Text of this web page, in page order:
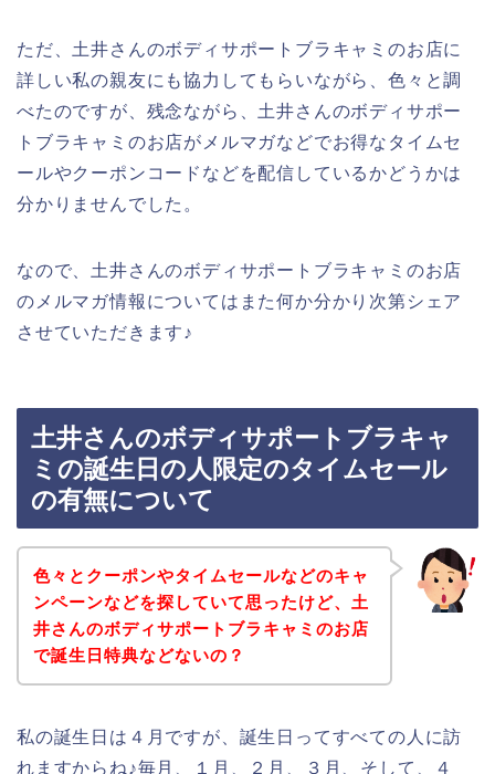
ただ、土井さんのボディサポートブラキャミのお店に
詳しい私の親友にも協力してもらいながら、色々と調
べたのですが、残念ながら、土井さんのボディサポー
トブラキャミのお店がメルマガなどでお得なタイムセ
ールやクーポンコードなどを配信しているかどうかは
分かりませんでした。
なので、土井さんのボディサポートブラキャミのお店
のメルマガ情報についてはまた何か分かり次第シェア
させていただきます♪
土井さんのボディサポートブラキャ
ミの誕生日の人限定のタイムセール
の有無について
色々とクーポンやタイムセールなどのキャ
ンペーンなどを探していて思ったけど、土
井さんのボディサポートブラキャミのお店
で誕生日特典などないの？
私の誕生日は４月ですが、誕生日ってすべての人に訪
れますからね♪毎月、１月、２月、３月、そして、４